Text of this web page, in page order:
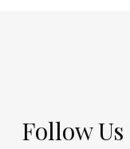
Follow Us